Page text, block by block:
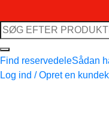
Søg
efter:
Find reservedeleSådan
Log ind / Opret en